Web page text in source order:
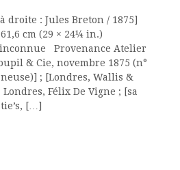
droite : Jules Breton / 1875]
cm (29 × 24¼ in.)
Provenance Atelier
& Cie, novembre 1875 (n°
; [Londres, Wallis &
Félix De Vigne ; [sa
[…]